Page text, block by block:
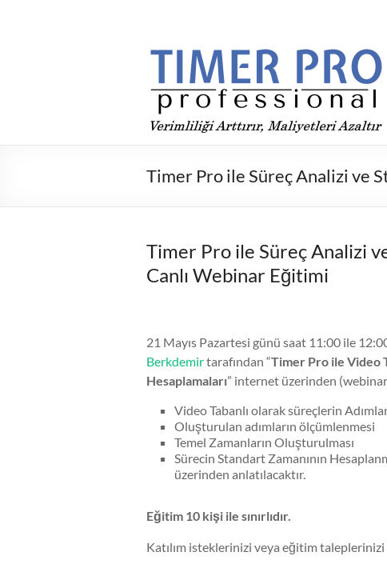
Pro
ile
Üretimde
maliyetleri
Timer Pro ile Süreç Analizi ve
Timer Pro ile Süreç Analizi
Canlı Webinar Eğitimi
21 Mayıs Pazartesi günü saat 11:00 ile
Berkdemirtarafından “Timer Pro ile Video
Hesaplamaları” internet üzerinden
Video Tabanlı olarak süreçlerin
Oluşturulan adımların ölçümlenmesi
Temel Zamanların Oluşturulması
Sürecin Standart Zamanının
üzerinden anlatılacaktır.
Eğitim 10 kişi ile sınırlıdır.
Katılım isteklerinizi veya eğitim taleplerinizi